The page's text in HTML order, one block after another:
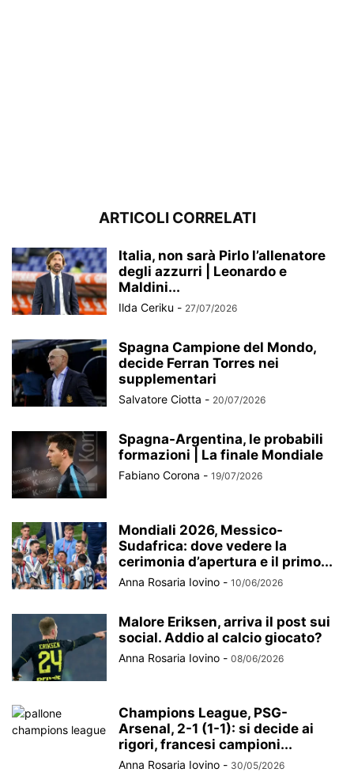
ARTICOLI CORRELATI
Italia, non sarà Pirlo l’allenatore
degli azzurri | Leonardo e
Maldini...
Ilda Ceriku - 27/07/2026
Spagna Campione del Mondo,
decide Ferran Torres nei
supplementari
Salvatore Ciotta - 20/07/2026
Spagna-Argentina, le probabili
formazioni | La finale Mondiale
Fabiano Corona - 19/07/2026
Mondiali 2026, Messico-
Sudafrica: dove vedere la
cerimonia d’apertura e il primo...
Anna Rosaria Iovino - 10/06/2026
Malore Eriksen, arriva il post sui
social. Addio al calcio giocato?
Anna Rosaria Iovino - 08/06/2026
Champions League, PSG-
Arsenal, 2-1 (1-1): si decide ai
rigori, francesi campioni...
Anna Rosaria Iovino - 30/05/2026